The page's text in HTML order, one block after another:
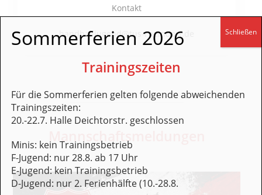
Kontakt
handballjugend@tus-rheindorf.de
Mannschaftsmeldungen
Sommerferien 2026
Trainingszeiten
Für die Sommerferien gelten folgende abweichenden
Trainingszeiten:
20.-22.7. Halle Deichtorstr. geschlossen
Minis: kein Trainingsbetrieb
F-Jugend: nur 28.8. ab 17 Uhr
E-Jugend: kein Trainingsbetrieb
D-Jugend: nur 2. Ferienhälfte (10.-28.8.
Schließen